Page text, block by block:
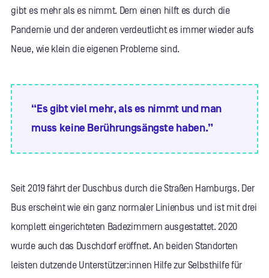
gibt es mehr als es nimmt. Dem einen hilft es durch die
Pandemie und der anderen verdeutlicht es immer wieder aufs
Neue, wie klein die eigenen Probleme sind.
“Es gibt viel mehr, als es nimmt und man
muss keine Berührungsängste haben.”
Seit 2019 fährt der Duschbus durch die Straßen Hamburgs. Der
Bus erscheint wie ein ganz normaler Linienbus und ist mit drei
komplett eingerichteten Badezimmern ausgestattet. 2020
wurde auch das Duschdorf eröffnet. An beiden Standorten
leisten dutzende Unterstützer:innen Hilfe zur Selbsthilfe für